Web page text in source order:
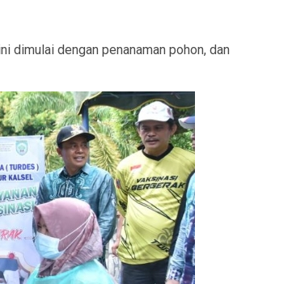
dimulai dengan penanaman pohon, dan